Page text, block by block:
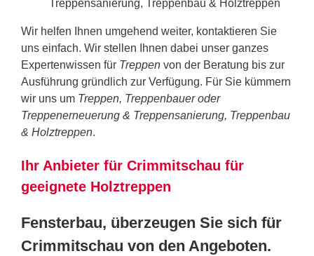
Treppensanierung, Treppenbau & Holztreppen
Wir helfen Ihnen umgehend weiter, kontaktieren Sie
uns einfach. Wir stellen Ihnen dabei unser ganzes
Expertenwissen für Treppen von der Beratung bis zur
Ausführung gründlich zur Verfügung. Für Sie kümmern
wir uns um Treppen, Treppenbauer oder
Treppenerneuerung & Treppensanierung, Treppenbau
& Holztreppen.
Ihr Anbieter für Crimmitschau für
geeignete Holztreppen
Fensterbau, überzeugen Sie sich für
Crimmitschau von den Angeboten.